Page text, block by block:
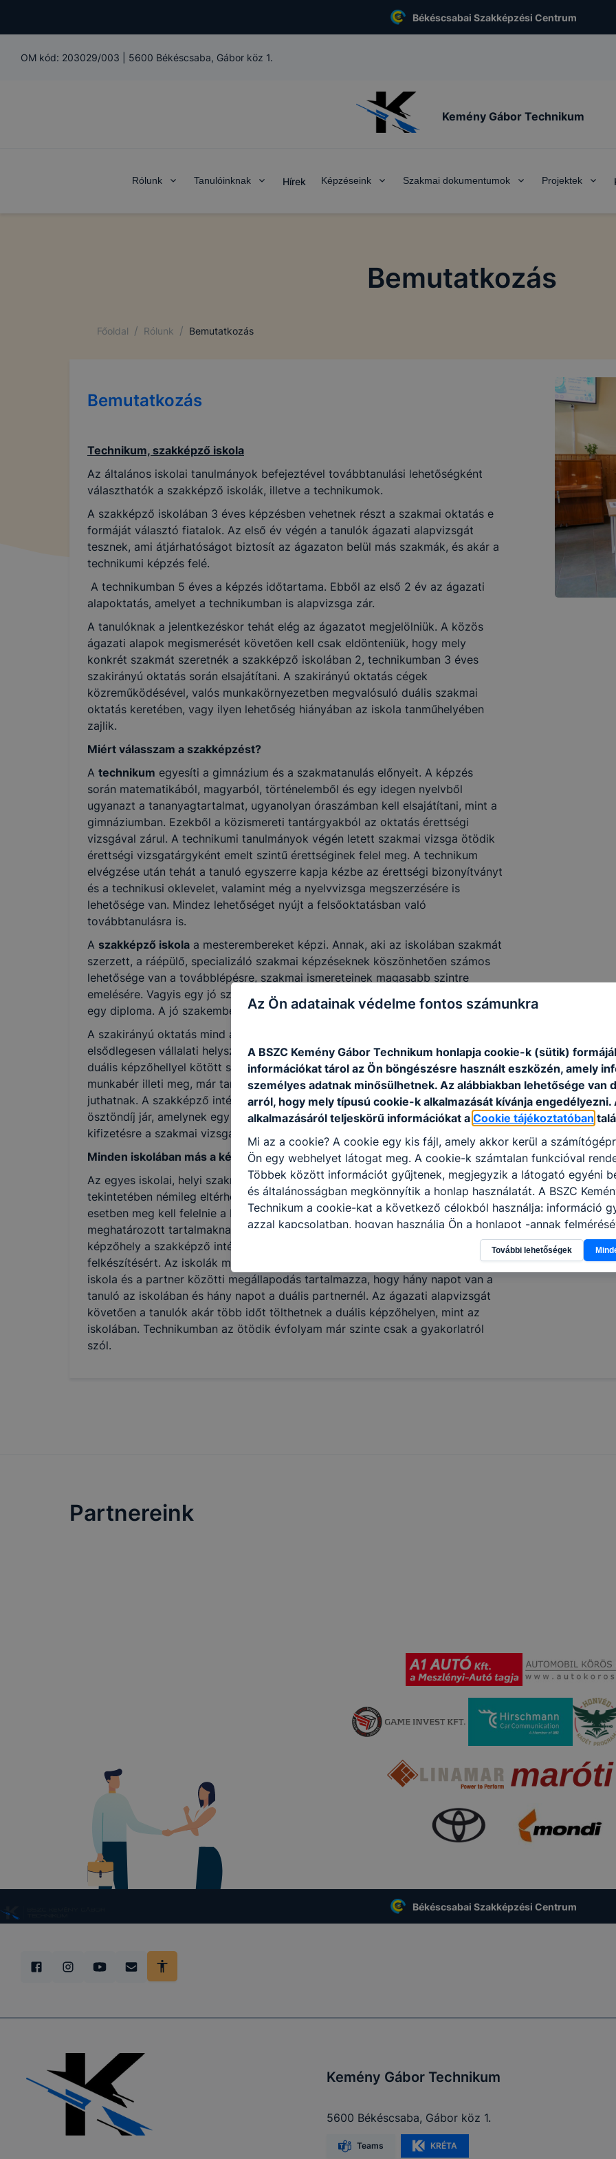
Békéscsabai Szakképzési Centrum
OM kód: 203029/003 5600 Békéscsaba, Gábor köz 1.
Kemény Gábor Technikum
Rólunk Tanulóinknak Hírek Képzéseink Szakmai dokumentumok Projektek
Bemutatkozás
Főoldal / Rólunk / Bemutatkozás
Bemutatkozás
Technikum, szakképző iskola
Az általános iskolai tanulmányok befejeztével továbbtanulási lehetőségként
választhatók a szakképző iskolák, illetve a technikumok.
A szakképző iskolában 3 éves képzésben vehetnek részt a szakmai oktatás e
formáját választó fiatalok. Az első év végén a tanulók ágazati alapvizsgát
tesznek, ami átjárhatóságot biztosít az ágazaton belül más szakmák, és akár a
technikumi képzés felé.
A technikumban 5 éves a képzés időtartama. Ebből az első 2 év az ágazati
alapoktatás, amelyet a technikumban is alapvizsga zár.
A tanulóknak a jelentkezéskor tehát elég az ágazatot megjelölniük. A közös
ágazati alapok megismerését követően kell csak eldönteniük, hogy mely
konkrét szakmát szeretnék a szakképző iskolában 2, technikumban 3 éves
szakirányú oktatás során elsajátítani. A szakirányú oktatás cégek
közreműködésével, valós munkakörnyezetben megvalósuló duális szakmai
oktatás keretében, vagy ilyen lehetőség hiányában az iskola tanműhelyében
zajlik.
Miért válasszam a szakképzést?
A technikum egyesíti a gimnázium és a szakmatanulás előnyeit. A képzés
során matematikából, magyarból, történelemből és egy idegen nyelvből
ugyanazt a tananyagtartalmat, ugyanolyan óraszámban kell elsajátítani, mint a
gimnáziumban. Ezekből a közismereti tantárgyakból az oktatás érettségi
vizsgával zárul. A technikumi tanulmányok végén letett szakmai vizsga ötödik
érettségi vizsgatárgyként emelt szintű érettséginek felel meg. A technikum
elvégzése után tehát a tanuló egyszerre kapja kézbe az érettségi bizonyítványt
és a technikusi oklevelet, valamint még a nyelvvizsga megszerzésére is
lehetősége van. Mindez lehetőséget nyújt a felsőoktatásban való
továbbtanulásra is.
A szakképző iskola a mesterembereket képzi. Annak, aki az iskolában szakmát
szerzett, a ráépülő, specializáló szakmai képzéseknek köszönhetően számos
lehetősége van a továbblépésre, szakmai ismereteinek magasabb szintre
emelésére. Vagyis egy jó szakma ugyanúgy lehetséges karrierutat jelent, mint
egy diploma. A jó szakembereket megbecsüli a társadalom.
A szakirányú oktatás mind a szakképző iskolában, mind a technikumban
elsődlegesen vállalati helyszínen, duális partnereknél valósul meg. Mivel a
duális képzőhellyel kötött szakképzési munkaszerződés alapján a tanulókat
munkabér illeti meg, már tanulmányaik során rendszeres jövedelemhez
juthatnak. A szakképző intézmények első szakmájukat tanuló diákjainak
ösztöndíj jár, amelynek egy része egyösszegű pályakezdési juttatásként kerül
kifizetésre a szakmai vizsga sikeres teljesítését követően.
Minden iskolában más a képzés?
Az egyes iskolai, helyi szakmai programok az óraszámok és a struktúra
tekintetében némileg eltérhetnek egymástól, de a szakmai oktatásnak minden
esetben meg kell felelnie a Képzési és Kimeneteli Követelményekben
meghatározott tartalmaknak. Az új szakképzési rendszerben a duális
képzőhely a szakképző intézménnyel közösen felel a szakmai vizsgára való
felkészítésért. Az iskolák más és más duális partnerrel állnak kapcsolatban. Az
iskola és a partner közötti megállapodás tartalmazza, hogy hány napot van a
tanuló az iskolában és hány napot a duális partnernél. Az ágazati alapvizsgát
követően a tanulók akár több időt tölthetnek a duális képzőhelyen, mint az
iskolában. Technikumban az ötödik évfolyam már szinte csak a gyakorlatról
szól.
Partnereink
Békéscsabai Szakképzési Centrum
Kemény Gábor Technikum
5600 Békéscsaba, Gábor köz 1.
Teams KRÉTA
Az Ön adatainak védelme fontos számunkra
A BSZC Kemény Gábor Technikum honlapja cookie-k (sütik)
információkat tárol az Ön böngészésre használt eszközén, amely
személyes adatnak minősülhetnek. Az alábbiakban lehetősége van
arról, hogy mely típusú cookie-k alkalmazását kívánja engedélyezni.
alkalmazásáról teljeskörű információkat a Cookie tájékoztatóban
Mi az a cookie? A cookie egy kis fájl, amely akkor kerül a
Ön egy webhelyet látogat meg. A cookie-k számtalan funkcióval
Többek között információt gyűjtenek, megjegyzik a látogató egyéni
és általánosságban megkönnyítik a honlap használatát. A BSZC
Technikum a cookie-kat a következő célokból használja: információ
azzal kapcsolatban, hogyan használja Ön a honlapot -annak
honlap melyik részeit látogatja, vagy használja leginkább, így
hogyan biztosítsunk Önnek még jobb felhasználói élményt, ha ismét
oldalunkat, honlap fejlesztése. Hogyan ellenőrizheti és hogyan tudja
cookie-kat? Minden modern böngésző engedélyezi a cookie-k
változtatását. A legtöbb böngésző alapértelmezettként automatikusan
a cookie-kat, de ezek általában megváltoztathatók. Felhívjuk
mivel a cookie-k célja honlapunk használhatóságának és folyamatainak
További lehetőségek